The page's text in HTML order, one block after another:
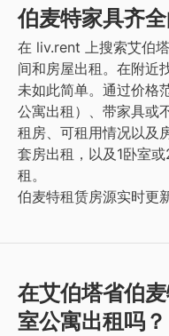
伯麦特家具齐
在 liv.rent 上搜索艾伯
间和房屋出租。在附近
未如此简单。通过价格
公寓出租）、带家具或
租房、可租用情况以及
套房出租，以及1卧室
租。
伯麦特租赁房源实时更
在艾伯塔省伯
室公寓出租吗？